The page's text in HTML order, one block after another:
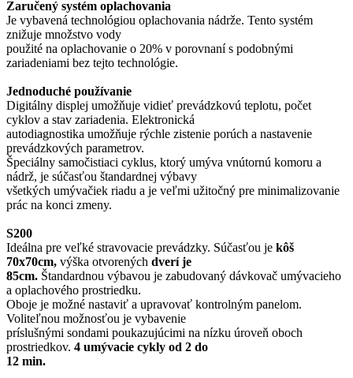
Zaručený systém oplachovania
Je vybavená technológiou oplachovania nádrže. Tento systém
znižuje množstvo vody
použité na oplachovanie o 20% v porovnaní s podobnými
zariadeniami bez tejto technológie.
Jednoduché používanie
Digitálny displej umožňuje vidieť prevádzkovú teplotu, počet
cyklov a stav zariadenia. Elektronická
autodiagnostika umožňuje rýchle zistenie porúch a nastavenie
prevádzkových parametrov.
Špeciálny samočistiaci cyklus, ktorý umýva vnútornú komoru a
nádrž, je súčasťou štandardnej výbavy
všetkých umývačiek riadu a je veľmi užitočný pre minimalizovanie
prác na konci zmeny.
S200
Ideálna pre veľké stravovacie prevádzky. Súčasťou je kôš
70x70cm, výška otvorených dverí je
85cm. Štandardnou výbavou je zabudovaný dávkovač umývacieho
a oplachového prostriedku.
Oboje je možné nastaviť a upravovať kontrolným panelom.
Voliteľnou možnosťou je vybavenie
príslušnými sondami poukazujúcimi na nízku úroveň oboch
prostriedkov. 4 umývacie cykly od 2 do
12 min.